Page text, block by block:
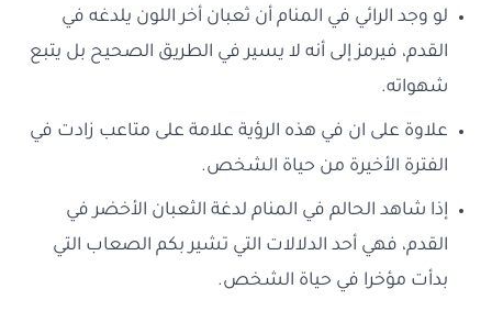
لو وجد الرائي في المنام أن ثعبان أخر اللون يلدغه في
القدم، فيرمز إلى أنه لا يسير في الطريق الصحيح بل يتبع
شهواته.
علاوة على ان في هذه الرؤية علامة على متاعب زادت في
الفترة الأخيرة من حياة الشخص.
إذا شاهد الحالم في المنام لدغة الثعبان الأخضر في
القدم، فهي أحد الدلالات التي تشير بكم الصعاب التي
بدأت مؤخرا في حياة الشخص.